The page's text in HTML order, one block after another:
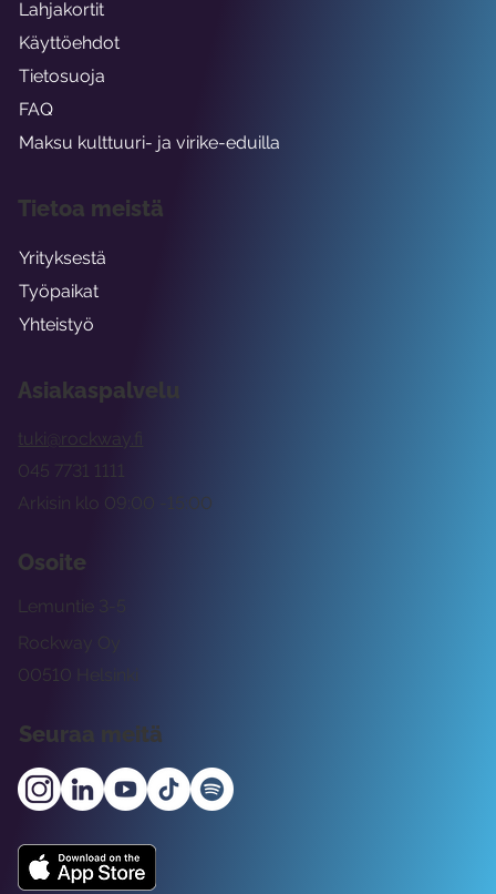
Asiakaspalvelu
tuki@rockway.fi
Arkisin klo 09:00 -15:00
045 7731 1111
Osoite
Rockway Oy
Lemuntie 3-5
00510 Helsinki
Seuraa meitä
Lahjakortit
Käyttöehdot
Tietosuoja
FAQ
Maksu kulttuuri- ja virike-eduilla
Tietoa meistä
Yrityksestä
Työpaikat
Yhteistyö